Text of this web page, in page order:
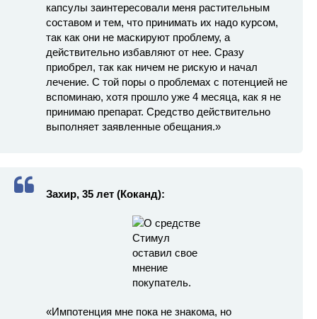
капсулы заинтересовали меня растительным
составом и тем, что принимать их надо курсом,
так как они не маскируют проблему, а
действительно избавляют от нее. Сразу
приобрел, так как ничем не рискую и начал
лечение. С той поры о проблемах с потенцией не
вспоминаю, хотя прошло уже 4 месяца, как я не
принимаю препарат. Средство действительно
выполняет заявленные обещания.»
Захир, 35 лет (Коканд):
«Импотенция мне пока не знакома, но